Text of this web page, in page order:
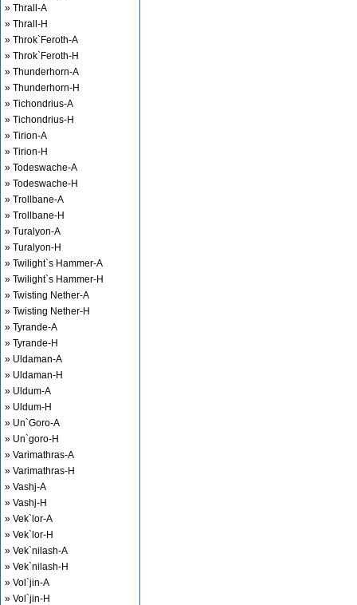
» Thrall-A
» Thrall-H
» Throk`Feroth-A
» Throk`Feroth-H
» Thunderhorn-A
» Thunderhorn-H
» Tichondrius-A
» Tichondrius-H
» Tirion-A
» Tirion-H
» Todeswache-A
» Todeswache-H
» Trollbane-A
» Trollbane-H
» Turalyon-A
» Turalyon-H
» Twilight`s Hammer-A
» Twilight`s Hammer-H
» Twisting Nether-A
» Twisting Nether-H
» Tyrande-A
» Tyrande-H
» Uldaman-A
» Uldaman-H
» Uldum-A
» Uldum-H
» Un`Goro-A
» Un`goro-H
» Varimathras-A
» Varimathras-H
» Vashj-A
» Vashj-H
» Vek`lor-A
» Vek`lor-H
» Vek`nilash-A
» Vek`nilash-H
» Vol`jin-A
» Vol`jin-H